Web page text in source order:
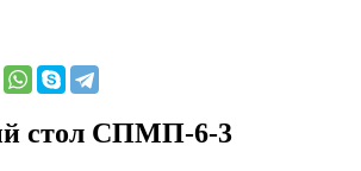
стол СПМП-6-3